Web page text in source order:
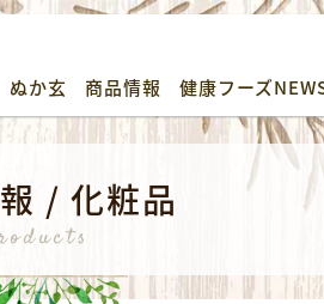
ぬか玄 商品情報 健康フーズ
/ 化粧品